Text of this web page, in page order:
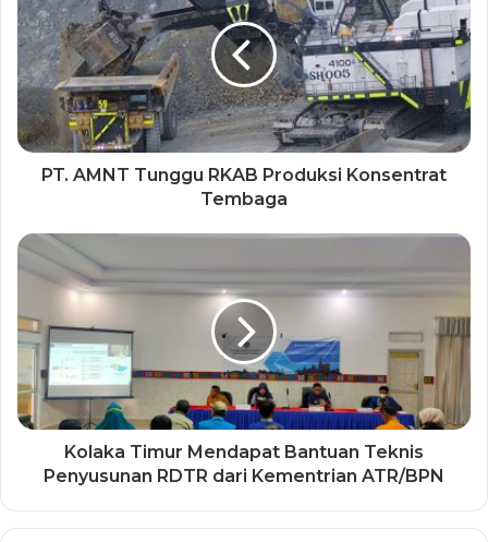
PT. AMNT Tunggu RKAB Produksi Konsentrat
Tembaga
Kolaka Timur Mendapat Bantuan Teknis
Penyusunan RDTR dari Kementrian ATR/BPN